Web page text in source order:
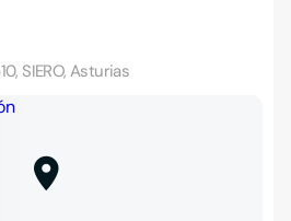
SIERO, Asturias